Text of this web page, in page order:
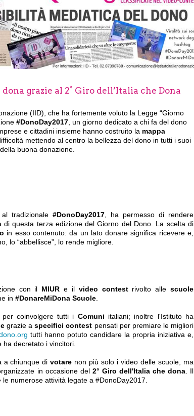
grazie al 2° Giro dell’Italia che Dona
(IID), che ha fortemente voluto la Legge “Giorno
#DonoDay2017 , un giorno dedicato a chi fa del dono
e cittadini insieme hanno costruito la mappa
mettendo al centro la bellezza del dono in tutti i suoi
buona donazione.
al tradizionale #DonoDay2017, ha permesso di rendere
questa terza edizione del Giorno del Dono. La scelta di
in esso contenuto: da un lato donare significa ricevere e,
lo “abbellisce”, lo rende migliore.
con il MIUR e il video contestrivolto allescuole
in #DonareMiDona Scuole
per coinvolgere tutti i Comuni italiani; inoltre l'Istituto ha
grazie aspecifici contest pensati per premiare le migliori
tutti hanno potuto candidare la propria iniziativa e,
ha decretato i vincitori.
a chiunque divotare non più solo i video delle scuole, ma
in occasione del 2° Giro dell'Italia che dona. Il
numerose attività legate a #DonoDay2017.